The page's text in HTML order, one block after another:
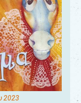
2023